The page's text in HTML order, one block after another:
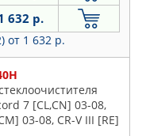
632 р.
от 1 632 р.
7 [CL,CN] 03-08,
03-08, CR-V III [RE]